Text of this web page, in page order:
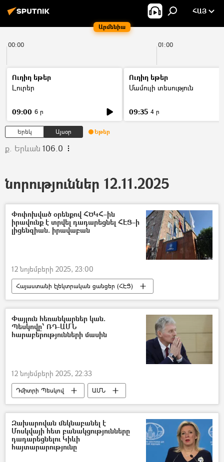
Արմենիա
ՀԱՅ
00:00 01:00
Ուղիղ եթեր
Լուրեր
09:00 6 ր
Ուղիղ եթեր
Մամուլի տեսություն
09:35 4 ր
Երեկ Այսօր Եթեր
ք. Երևան 106.0
նորություններ 12.11.2025
Փոփոխված օրենքով ՀԾԿՀ–ին
իրավունք է տրվել դադարեցնել ՀԷՑ–ի
լիցենզիան. իրավաբան
12 նոյեմբերի 2025, 23:00
Հայաստանի էլեկտրական ցանցեր (ՀԷՑ)
լիցենզիա
Իրավաբան
Հանրային ծառայությունները կարգավորող հանձնաժողով (ՀԾԿՀ)
Փայլուն հեռանկարներ կան.
Պեսկովը՝ ՌԴ-ԱՄՆ
հարաբերությունների մասին
12 նոյեմբերի 2025, 22:33
Դմիտրի Պեսկով
ԱՄՆ
Ռուսաստան
Զախարովան մեկնաբանել է
Մոսկվայի հետ բանակցությունները
դադարեցնելու Կիևի
հայտարարությունը